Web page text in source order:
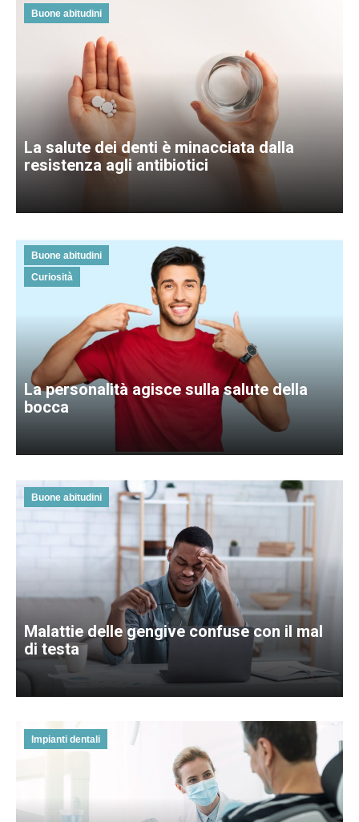
Buone abitudini
La salute dei denti è minacciata dalla
resistenza agli antibiotici
Buone abitudini
Curiosità
La personalità agisce sulla salute della
bocca
Buone abitudini
Malattie delle gengive confuse con il mal
di testa
Impianti dentali